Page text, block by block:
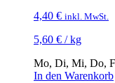
4,40 € inkl. MwSt.
5,60 € /kg
Mo, Di, Mi, Do,
In den Warenkorb